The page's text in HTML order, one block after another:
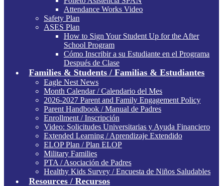
Attendance Works Video
Safety Plan
ASES Plan
How to Sign Your Student Up for the After
School Program
Cómo Inscribir a su Estudiante en el Programa
Después de Clase
Families & Students / Familias & Estudiantes
Eagle Nest News
Month Calendar / Calendario del Mes
2026-2027 Parent and Family Engagement Policy
Parent Handbook / Manual de Padres
Enrollment / Inscripción
Video: Solicitudes Universitarias y Ayuda Financiero
Extended Learning / Aprendizaje Extendido
ELOP Plan / Plan ELOP
Military Families
PTA / Asociación de Padres
Healthy Kids Survey / Encuesta de Niños Saludables
Resources / Recursos